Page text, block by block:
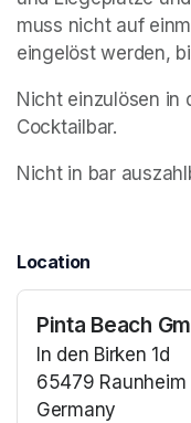
muss nicht auf
eingelöst werden,
Nicht einzulösen in
Cocktailbar.
Nicht in bar
Location
Pinta Beach
In den Birken 1d
65479 Raunheim
Germany